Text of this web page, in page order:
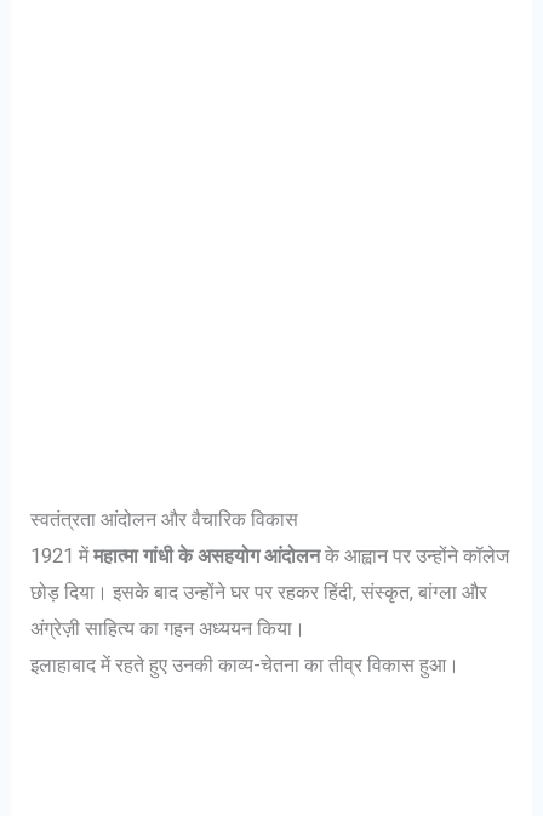
स्वतंत्रता आंदोलन और वैचारिक विकास
1921 मेंमहात्मा गांधी के असहयोग आंदोलनके आह्वान पर उन्होंने कॉलेज
छोड़ दिया। इसके बाद उन्होंने घर पर रहकर हिंदी, संस्कृत, बांग्ला और
अंग्रेज़ी साहित्य का गहन अध्ययन किया।
इलाहाबाद में रहते हुए उनकी काव्य-चेतना का तीव्र विकास हुआ।